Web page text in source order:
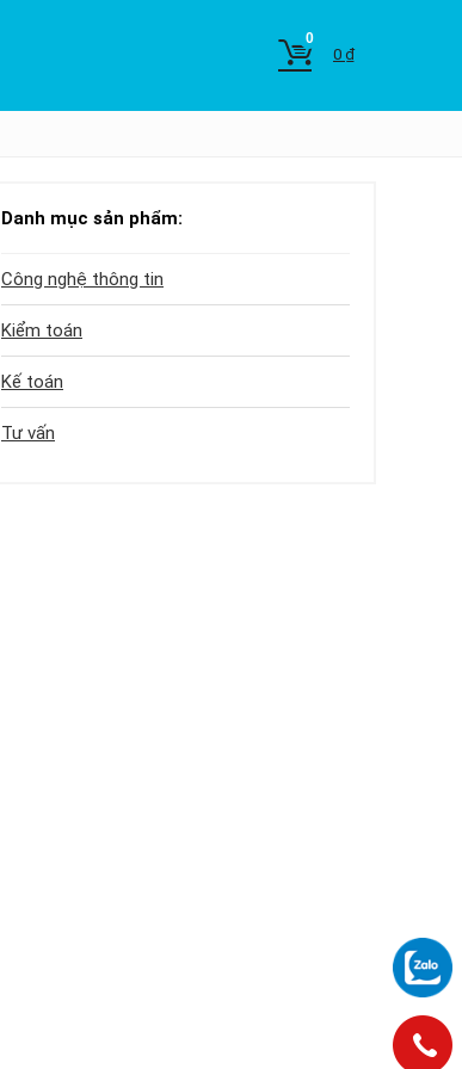
0
0 ₫
Danh mục sản phẩm:
Công nghệ thông tin
Kiểm toán
Kế toán
Tư vấn